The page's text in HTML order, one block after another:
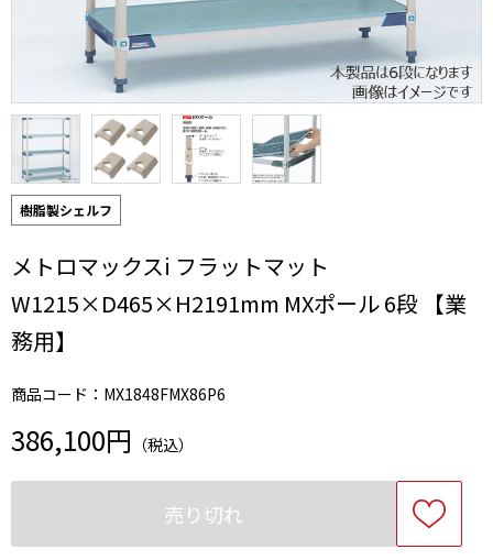
樹脂製シェルフ
メトロマックスi フラットマット
W1215×D465×H2191mm MXポール 6段 【業
務用】
商品コード：MX1848FMX86P6
386,100円 （税込）
売り切れ